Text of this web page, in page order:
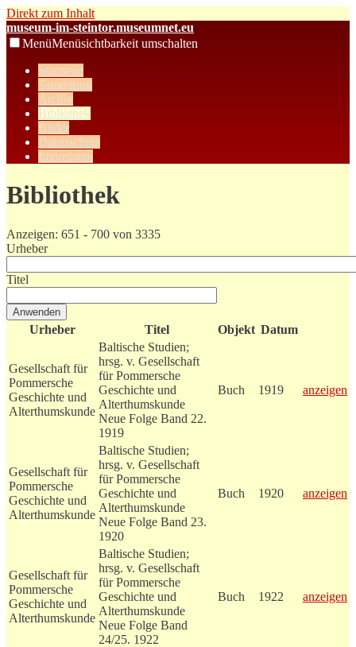
Direkt zum Inhalt
museum-im-steintor.museumnet.eu
MenüMenüsichtbarkeit umschalten
Startseite
Sammlung
Archiv
Bibliothek
Bilder
Datenschutz
Impressum
Bibliothek
Anzeigen: 651 - 700 von 3335
Urheber
Titel
Urheber Titel Objekt Datum
Gesellschaft für
Pommersche
Geschichte und
Alterthumskunde
Baltische Studien;
hrsg. v. Gesellschaft
für Pommersche
Geschichte und
Alterthumskunde
Neue Folge Band 22.
1919
Buch 1919 anzeigen
Gesellschaft für
Pommersche
Geschichte und
Alterthumskunde
Baltische Studien;
hrsg. v. Gesellschaft
für Pommersche
Geschichte und
Alterthumskunde
Neue Folge Band 23.
1920
Buch 1920 anzeigen
Gesellschaft für
Pommersche
Geschichte und
Alterthumskunde
Baltische Studien;
hrsg. v. Gesellschaft
für Pommersche
Geschichte und
Alterthumskunde
Neue Folge Band
24/25. 1922
Buch 1922 anzeigen